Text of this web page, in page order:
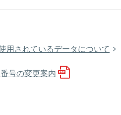
用されているデータについて
号の変更案内